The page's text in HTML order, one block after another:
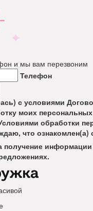
и мы вам перезвоним
Телефон
с условиями
моих
обработки
что ознакомлен(а)
получение информации